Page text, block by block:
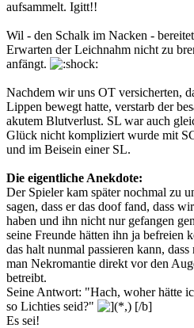
aufsammelt. Igitt!!
Wil - den Schalk im Nacken -
Erwarten der Leichnahm nicht zu
anfängt.
Nachdem wir uns OT versicherten,
Lippen bewegt hatte, verstarb der
akutem Blutverlust. SL war auch
Glück nicht kompliziert wurde mit
und im Beisein einer SL.
Die eigentliche Anekdote:
Der Spieler kam später nochmal zu
sagen, dass er das doof fand, dass
haben und ihn nicht nur gefangen
seine Freunde hätten ihn ja befreien
das halt nunmal passieren kann,
man Nekromantie direkt vor den
betreibt.
Seine Antwort: "Hach, woher hätte
so Lichties seid?"
[/b]
Es sei!